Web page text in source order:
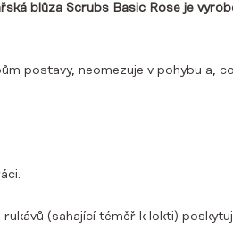
blůza Scrubs Basic Rose je
postavy, neomezuje v pohybu a,
(sahající téměř k lokti)